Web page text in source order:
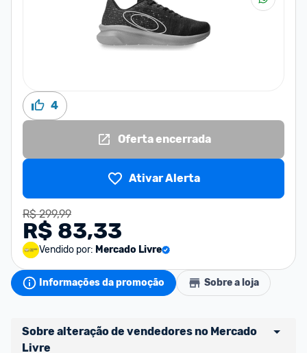
4
Oferta encerrada
Ativar Alerta
R$ 299,99
R$ 83,33
Vendido por: Mercado Livre
Informações da promoção Sobre a loja
Sobre alteração de vendedores no Mercado
Livre